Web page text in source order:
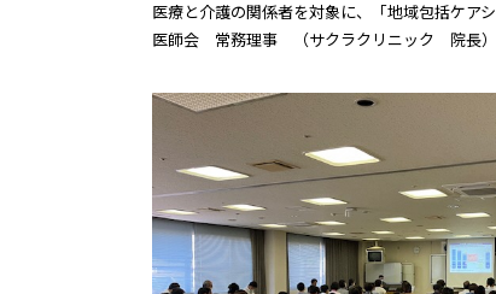
医療と介護の関係者を対象に、「地域包括ケ
医師会 常務理事 （サクラクリニック 院長）